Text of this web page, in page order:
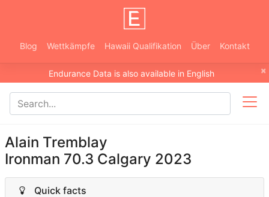
Blog Wettkämpfe Hawaii Qualifikation Über Kontakt
×
Endurance Data is also available in English
Alain Tremblay
Ironman 70.3 Calgary 2023
Quick facts